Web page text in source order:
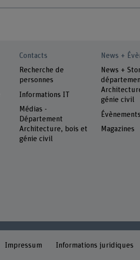
Contacts
Recherche de
personnes
Informations IT
Médias -
Département
Architecture, bois et
génie civil
News +
News +
génie civil
Évènements
Magazines
Impressum Informations juridiques